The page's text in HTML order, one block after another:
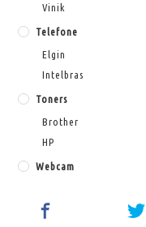
Vinik
Telefone
Elgin
Intelbras
Toners
Brother
HP
Webcam